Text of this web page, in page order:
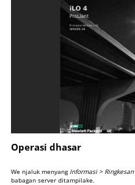
Operasi dhasar
We njaluk menyang Informasi > Ringkesan
babagan server ditampilake.